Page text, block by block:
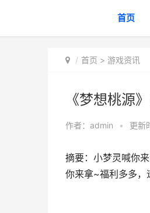
首页
首页 > 游戏资讯
《梦想桃源
作者： admin • 更新
摘要：小梦灵喊你
你来拿~福利多多，